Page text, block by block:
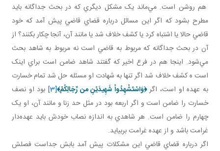
هم روشن است. مي‌ماند يک مشکل ديگري که در بحث جداگانه بايد
مطرح بشود که اگر اين مسائل درباره قضاي قاضي پيش آمد که خود
قاضي حالا يا اشتباه کرد يا کشف خلاف شد يا مانند آن، آنجا چکار بکنند؟ از
آن در بحث جداگانه که مربوط به قاضي است نه مربوط به شاهد بحث
مي‌شود. اينجا هم در فرع اخير که گفتند شاهد ضامن است براي اينک
است ه کشف خلاف شد اگر تنها به شهادت او مسئله حل شد تمام خسارت
به عهده او است، اگر﴿وَاسْتَشْهِدُواْ شَهِيدَيْنِ من رِّجَالِكُمْ﴾[3]
بود او نصف
خسارت را ضامن است و اگر اربعه بود در مثل حد زنا و مانند آن، او يک
چهارم را ضامن است. هر شاهدي به اندازه نصاب خودش بايد عهده‌دار
غرامت باشد و از عهده غرامت بربيايد.
اگر درباره قضاي قاضي اين مشکلات پيش آمد بابش جداست فصلش